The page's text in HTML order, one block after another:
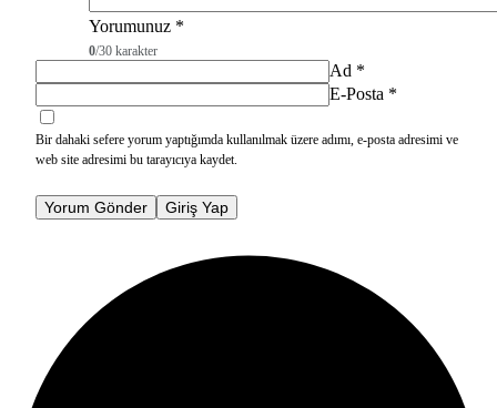
Yorumunuz *
0/30 karakter
Ad *
E-Posta *
Bir dahaki sefere yorum yaptığımda kullanılmak üzere adımı, e-posta adresimi ve
web site adresimi bu tarayıcıya kaydet.
Yorum Gönder Giriş Yap